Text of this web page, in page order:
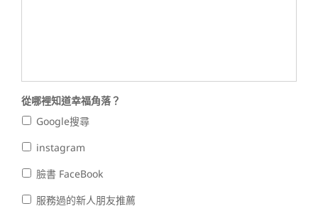
從哪裡知道幸福角落？
Google搜尋
instagram
臉書 FaceBook
服務過的新人朋友推薦